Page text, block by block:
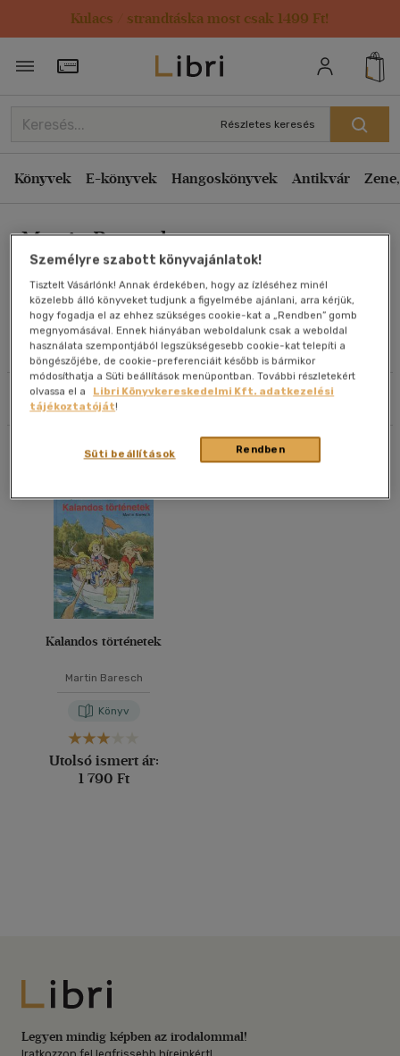
Kulacs / strandtáska most csak 1499 Ft!
Törzsvásárlói Kártya adatai
Részletes keresés
Könyvek E-könyvek Hangoskönyvek Antikvár
Martin Baresch
Művei
Olvasói vélemények
Szűrés Rendezés
Rendezés
Kiadás éve szerint csökkenő
Ár szerint csökkenő
Eladott darabszám szerint csökkenő
Eladott darabszám szerint növekvő
Cím szerint A-Z
Szerző szerint A-Z
Megjelenítés
20 db / oldal
Alkalmaz
Összesen db
Kalandos történetek
Martin Baresch
Könyv
Utolsó ismert ár:
1 790 Ft
Libri
Legyen mindig képben az irodalommal!
Személyre szabott könyvajánlatok!
Tisztelt Vásárlónk! Annak érdekében, hogy az ízléséhez minél
közelebb álló könyveket tudjunk a figyelmébe ajánlani, arra kérjük,
hogy fogadja el az ehhez szükséges cookie-kat a „Rendben” gomb
megnyomásával. Ennek hiányában weboldalunk csak a weboldal
használata szempontjából legszükségesebb cookie-kat telepíti a
böngészőjébe, de cookie-preferenciáit később is bármikor
módosíthatja a Süti beállítások menüpontban. További részletekért
olvassa el a
Libri Könyvkereskedelmi Kft. adatkezelési
tájékoztatóját!
Rendben
Süti beállítások